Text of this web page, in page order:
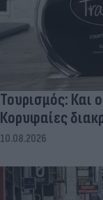
Τουρισμός: Και
Κορυφαίες
10.08.2026